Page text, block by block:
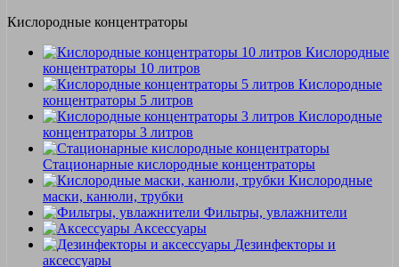
Кислородные концентраторы
Кислородные
концентраторы 10 литров
Кислородные
концентраторы 5 литров
Кислородные
концентраторы 3 литров
Стационарные кислородные концентраторы
Кислородные
маски, канюли, трубки
Фильтры, увлажнители
Аксессуары
Дезинфекторы и
аксессуары